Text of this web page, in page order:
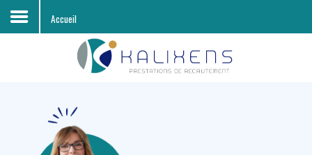
Découvrir KALIXENS RH
Entreprises
Accueil